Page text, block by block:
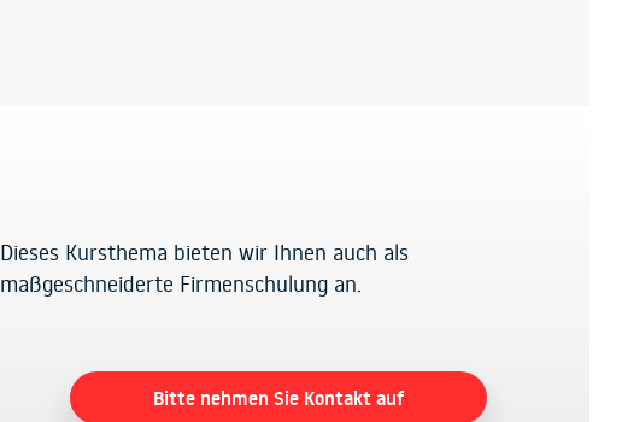
Dieses Kursthema bieten wir Ihnen auch als
maßgeschneiderte Firmenschulung an.
Bitte nehmen Sie Kontakt auf